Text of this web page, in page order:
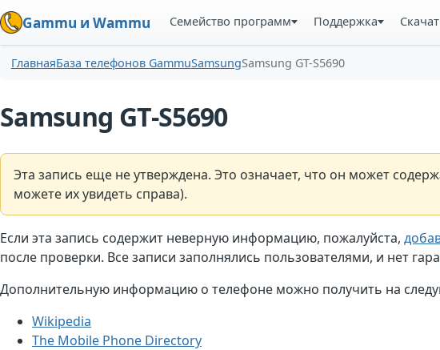
Gammu и Wammu Семейство программ Поддержка
ГлавнаяБаза телефонов GammuSamsungSamsung GT-S5690
Samsung GT-S5690
Эта запись еще не утверждена. Это означает, что он может
можете их увидеть справа).
Если эта запись содержит неверную информацию, пожалуйста,
после проверки. Все записи заполнялись пользователями, и нет
Дополнительную информацию о телефоне можно получить на
Wikipedia
The Mobile Phone Directory